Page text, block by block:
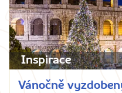
Inspirace
Vánočně